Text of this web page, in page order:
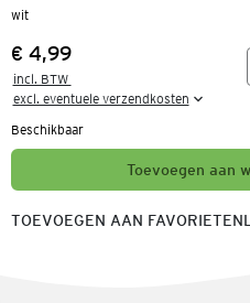
wit
Prijs:
€ 4,99
incl. BTW
excl. eventuele verzendkosten
Beschikbaar
Toevoegen aan
TOEVOEGEN AAN